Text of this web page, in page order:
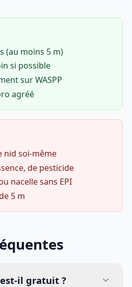
(au moins 5 m)
si possible
sur WASPP
agréé
nid soi-même
de pesticide
nacelle sans EPI
5 m
il gratuit ?